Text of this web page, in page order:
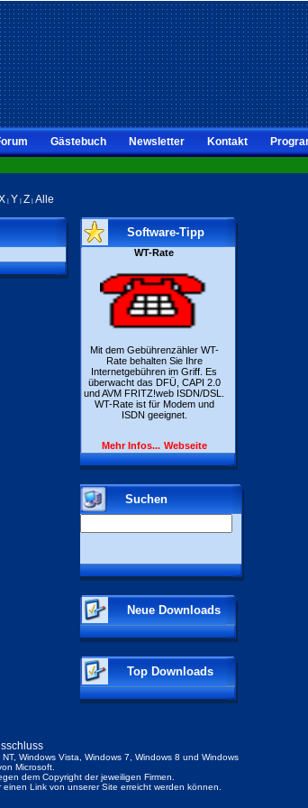
Gästebuch Newsletter Kontakt
Y Z Alle
Software-Tipp
WT-Rate
Mit dem Gebührenzähler WT-
Rate behalten Sie Ihre
Internetgebühren im Griff. Es
überwacht das DFÜ, CAPI 2.0
und AVM FRITZ!web ISDN/DSL.
WT-Rate ist für Modem und
ISDN geeignet.
Mehr Infos... Webseite
Suchen
Neue Downloads
Top Downloads
Windows Vista, Windows 7, Windows 8 und Windows
Microsoft.
dem Copyright der jeweiligen Firmen.
Link von unserer Site erreicht werden können.